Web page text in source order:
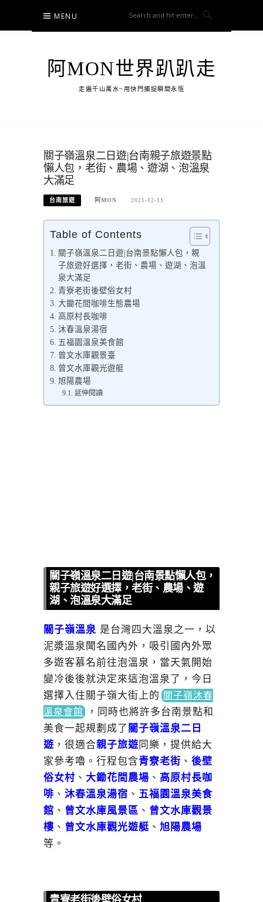
content
MENU
阿MON世界趴趴走
走遍千山萬水~用快門捕捉瞬間永恆
關子嶺溫泉二日遊|台南親子旅遊景點
懶人包，老街、農場、遊湖、泡溫泉
大滿足
台南旅遊 阿MON 2021-12-11
Table of Contents
關子嶺溫泉二日遊|台南景點懶人包，親
子旅遊好選擇，老街、農場、遊湖、泡溫
泉大滿足
青寮老街後壁俗女村
大鋤花間咖啡生態農場
高原村長咖啡
沐春溫泉湯宿
五福園溫泉美食館
曾文水庫觀景臺
曾文水庫觀光遊艇
旭陽農場
延伸閱讀
關子嶺溫泉二日遊|台南景點懶人包，
親子旅遊好選擇，老街、農場、遊
湖、泡溫泉大滿足
關子嶺溫泉 是台灣四大溫泉之一，以
泥漿溫泉聞名國內外，吸引國內外眾
多遊客慕名前往泡溫泉，當天氣開始
變冷後後就決定來這泡溫泉了，今日
選擇入住關子嶺大街上的 關子嶺沐春
溫泉會館
，
同時也將許多台南景點和
美食一起規劃成了 關子嶺溫泉二日
遊 ，很適合親子旅遊 同樂，提供給大
家參考嚕。行程包含青寮老街 、 後壁
俗女村 、 大鋤花間農場 、 高原村長咖
啡 、 沐春溫泉湯宿 、 五福園溫泉美食
館 、 曾文水庫風景區 、 曾文水庫觀景
樓 、 曾文水庫觀光遊艇 、 旭陽農場
等。
青寮老街後壁俗女村